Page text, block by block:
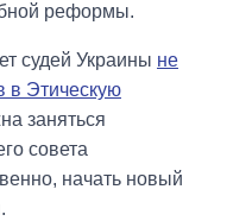
реформы.
судей Украины не
в Этическую
заняться
совета
начать новый